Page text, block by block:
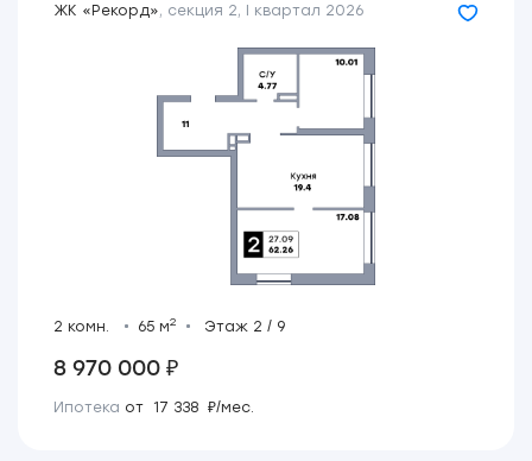
ЖК «Рекорд», секция 2, I квартал 2026
2 комн. 65 м2 Этаж 2 / 9
8 970 000 ₽
Ипотека от 17 338 ₽/мес.